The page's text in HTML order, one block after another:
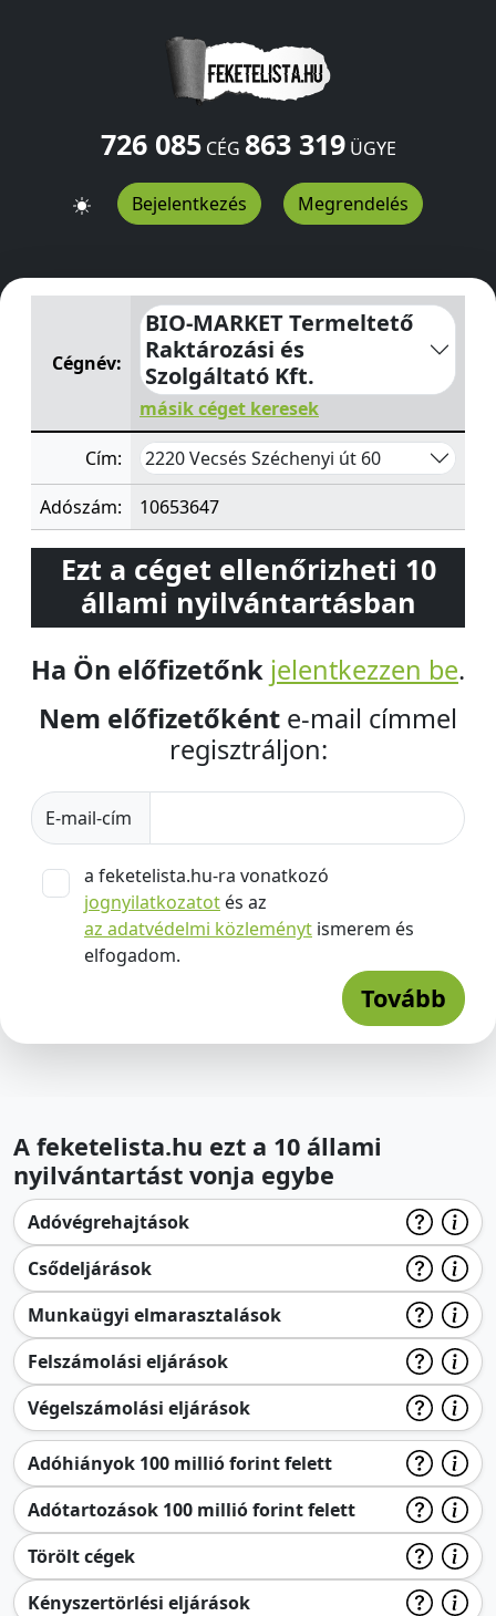
726 085CÉG 863 319ÜGYE
Bejelentkezés Megrendelés
BIO-MARKET Termeltető Raktározási és Szolgáltató Kft.
Cégnév:
BIO-MARKET Termeltető
Raktározási és
Szolgáltató Kft.
másik céget keresek
Cím: 2220 Vecsés Széchenyi út 60
Adószám: 10653647
Ezt a céget ellenőrizheti 10
állami nyilvántartásban
Ha Ön előfizetőnk jelentkezzen be.
Nem előfizetőként e-mail címmel
regisztráljon:
E-mail-cím
a feketelista.hu-ra vonatkozó
jognyilatkozatot és az
az adatvédelmi közleményt ismerem és
elfogadom.
Tovább
A feketelista.hu ezt a 10 állami
nyilvántartást vonja egybe
Adóvégrehajtások
Csődeljárások
Munkaügyi elmarasztalások
Felszámolási eljárások
Végelszámolási eljárások
Adóhiányok 100 millió forint felett
Adótartozások 100 millió forint felett
Törölt cégek
Kényszertörlési eljárások